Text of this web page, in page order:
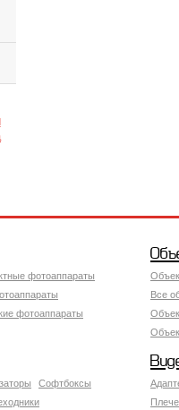
фотоаппараты
фотоаппараты
Все
Софтбоксы